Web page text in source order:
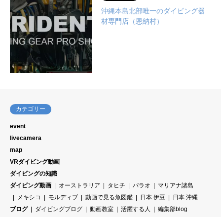
沖縄本島北部唯一のダイビング器
材専門店（恩納村）
カテゴリー
event
livecamera
map
VRダイビング動画
ダイビングの知識
ダイビング動画
オーストラリア タヒチ パラオ
マリアナ諸島
メキシコ
モルディブ 動画で見る魚図鑑 日本 伊豆
日本 沖縄
ブログ
ダイビングブログ 動画教室 活躍する人
編集部blog